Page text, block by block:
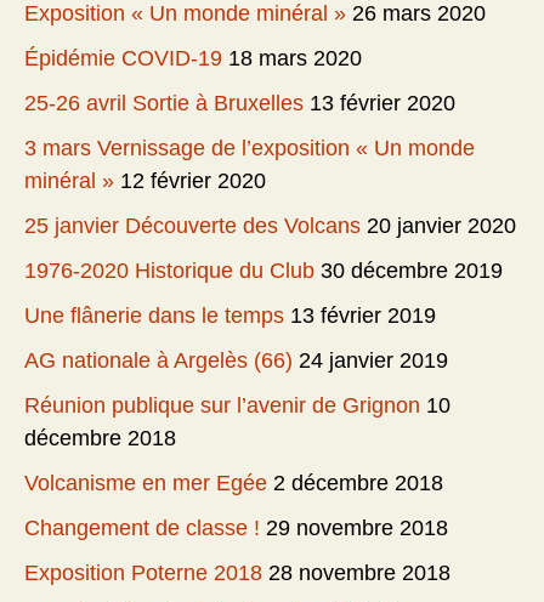
Exposition « Un monde minéral » 26 mars 2020
Épidémie COVID-19 18 mars 2020
25-26 avril Sortie à Bruxelles 13 février 2020
3 mars Vernissage de l’exposition « Un monde
minéral » 12 février 2020
25 janvier Découverte des Volcans 20 janvier 2020
1976-2020 Historique du Club 30 décembre 2019
Une flânerie dans le temps 13 février 2019
AG nationale à Argelès (66) 24 janvier 2019
Réunion publique sur l’avenir de Grignon 10
décembre 2018
Volcanisme en mer Egée 2 décembre 2018
Changement de classe ! 29 novembre 2018
Exposition Poterne 2018 28 novembre 2018